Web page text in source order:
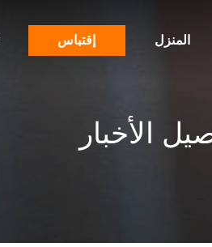
المنزل إقتباس
الأخبار